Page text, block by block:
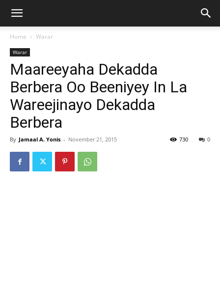
Home Warar
Warar
Maareeyaha Dekadda
Berbera Oo Beeniyey In La
Wareejinayo Dekadda
Berbera
By Jamaal A. Yonis - November 21, 2015 0
730